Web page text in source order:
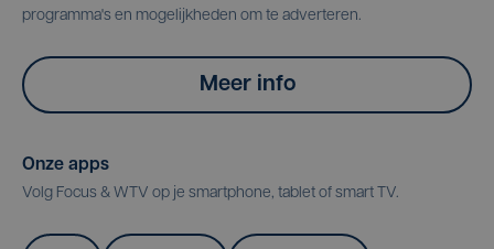
programma's en mogelijkheden om te adverteren.
Meer info
Onze apps
Volg Focus & WTV op je smartphone, tablet of smart TV.